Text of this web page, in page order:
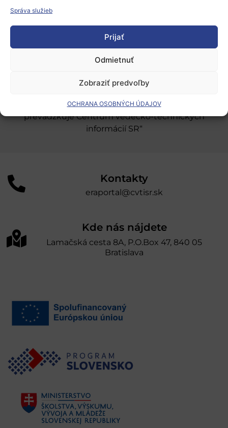
Správa služieb
Prijať
Odmietnuť
Zobraziť predvoľby
OCHRANA OSOBNÝCH ÚDAJOV
Grantové programy pre výskum
Odber noviniek
úniou v rámci Programu Slovensko. Portál
prevádzkuje Centrum vedecko-technických
informácií SR“
Kontakty
eraportal@cvtisr.sk
Kde nás nájdete
Lamačská cesta 8A, P.O.Box 47, 840 05
Bratislava